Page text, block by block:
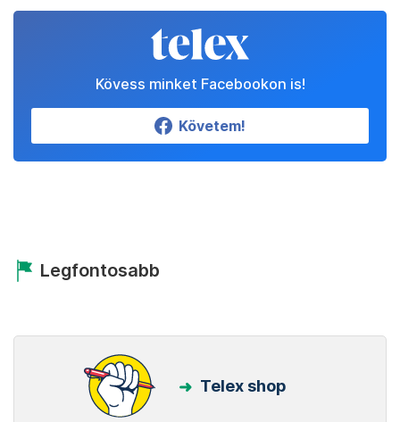
Kövess minket Facebookon is!
Követem!
Legfontosabb
Telex shop